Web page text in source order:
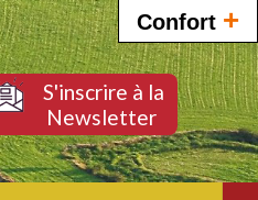
Confort +
S'inscrire à la
Newsletter